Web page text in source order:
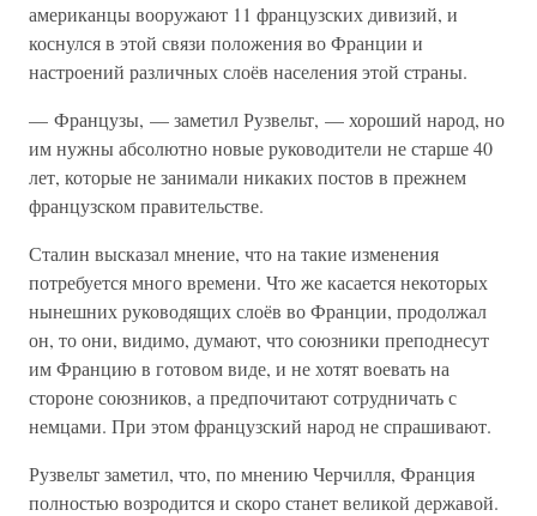
американцы вооружают 11 французских дивизий, и
коснулся в этой связи положения во Франции и
настроений различных слоёв населения этой страны.
— Французы, — заметил Рузвельт, — хороший народ, но
им нужны абсолютно новые руководители не старше 40
лет, которые не занимали никаких постов в прежнем
французском правительстве.
Сталин высказал мнение, что на такие изменения
потребуется много времени. Что же касается некоторых
нынешних руководящих слоёв во Франции, продолжал
он, то они, видимо, думают, что союзники преподнесут
им Францию в готовом виде, и не хотят воевать на
стороне союзников, а предпочитают сотрудничать с
немцами. При этом французский народ не спрашивают.
Рузвельт заметил, что, по мнению Черчилля, Франция
полностью возродится и скоро станет великой державой.